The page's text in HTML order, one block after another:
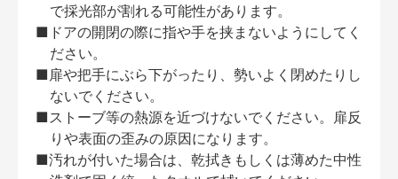
で採光部が割れる可能性があります。
■ドアの開閉の際に指や手を挟まないようにしてく
ださい。
■扉や把手にぶら下がったり、勢いよく閉めたりし
ないでください。
■ストーブ等の熱源を近づけないでください。扉反
りや表面の歪みの原因になります。
■汚れが付いた場合は、乾拭きもしくは薄めた中性